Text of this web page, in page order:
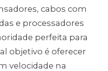
cabos com
e processadores
perfeita para
objetivo é oferecer
velocidade na